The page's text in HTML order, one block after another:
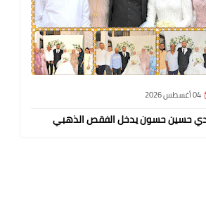
04 أغسطس 2026
حسين حسون يدخل الفقص الذهبي